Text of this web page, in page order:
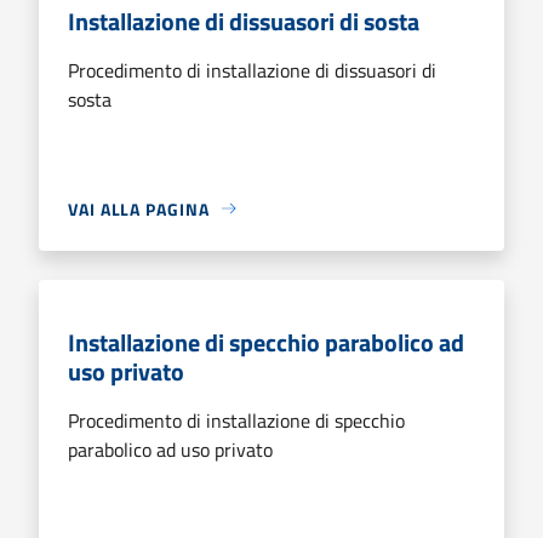
Installazione di dissuasori di sosta
Procedimento di installazione di dissuasori di
sosta
VAI ALLA PAGINA
Installazione di specchio parabolico ad
uso privato
Procedimento di installazione di specchio
parabolico ad uso privato